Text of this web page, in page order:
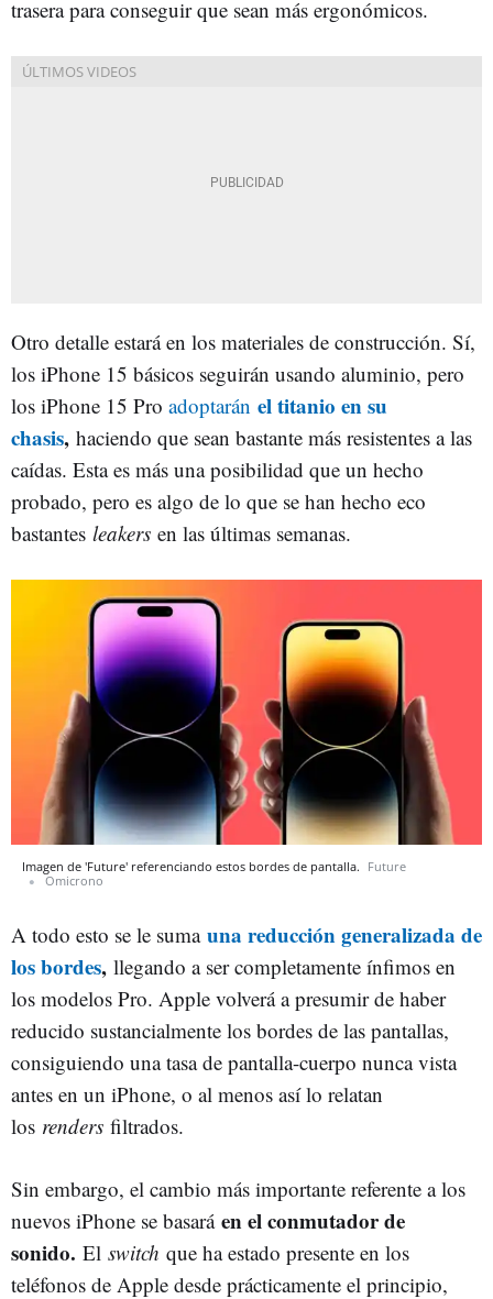
trasera para conseguir que sean más ergonómicos.
Otro detalle estará en los materiales de construcción. Sí,
los iPhone 15 básicos seguirán usando aluminio, pero
los iPhone 15 Pro adoptarán el titanio en su
chasis, haciendo que sean bastante más resistentes a las
caídas. Esta es más una posibilidad que un hecho
probado, pero es algo de lo que se han hecho eco
bastantes leakers en las últimas semanas.
Imagen de 'Future' referenciando estos bordes de pantalla. Future
Omicrono
A todo esto se le suma una reducción generalizada de
los bordes, llegando a ser completamente ínfimos en
los modelos Pro. Apple volverá a presumir de haber
reducido sustancialmente los bordes de las pantallas,
consiguiendo una tasa de pantalla-cuerpo nunca vista
antes en un iPhone, o al menos así lo relatan
los renders filtrados.
Sin embargo, el cambio más importante referente a los
nuevos iPhone se basará en el conmutador de
sonido. El switch que ha estado presente en los
teléfonos de Apple desde prácticamente el principio,